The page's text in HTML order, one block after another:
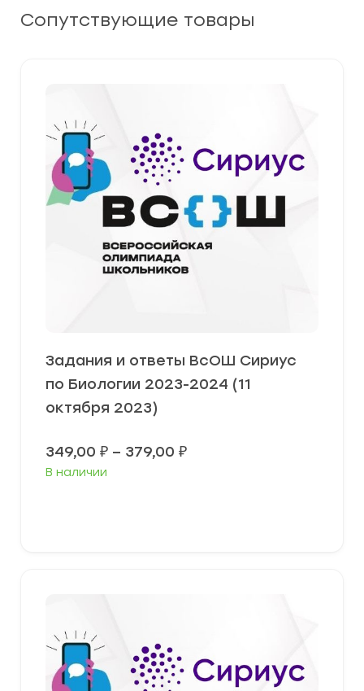
Сопутствующие товары
Задания и ответы ВсОШ Сириус
по Биологии 2023-2024 (11
октября 2023)
349,00 ₽ – 379,00 ₽Диапазон
В наличии